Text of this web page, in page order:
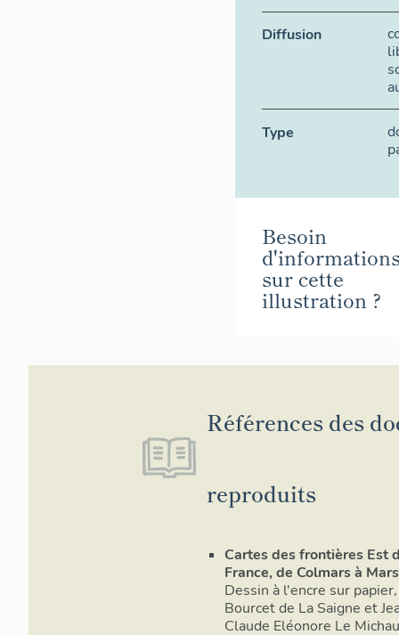
Diffusion
Type
Besoin
sur cette
illustration ?
Références des
reproduits
Cartes des frontières Est
France, de Colmars à
Dessin à l'encre sur papier,
Bourcet de La Saigne et
Claude Eléonore Le